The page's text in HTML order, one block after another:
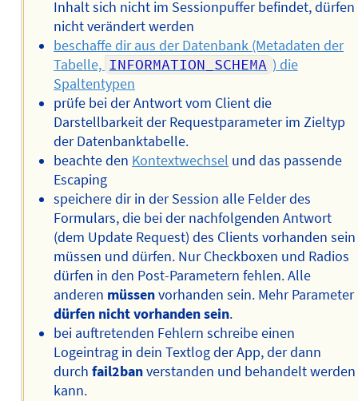
Inhalt sich nicht im Sessionpuffer befindet, dürfen
nicht verändert werden
beschaffe dir aus der Datenbank (Metadaten der
Tabelle, INFORMATION_SCHEMA ) die
Spaltentypen
prüfe bei der Antwort vom Client die
Darstellbarkeit der Requestparameter im Zieltyp
der Datenbanktabelle.
beachte den Kontextwechsel und das passende
Escaping
speichere dir in der Session alle Felder des
Formulars, die bei der nachfolgenden Antwort
(dem Update Request) des Clients vorhanden sein
müssen und dürfen. Nur Checkboxen und Radios
dürfen in den Post-Parametern fehlen. Alle
anderen müssenvorhanden sein. Mehr Parameter
dürfen nicht vorhanden sein.
bei auftretenden Fehlern schreibe einen
Logeintrag in dein Textlog der App, der dann
durchfail2banverstanden und behandelt werden
kann.